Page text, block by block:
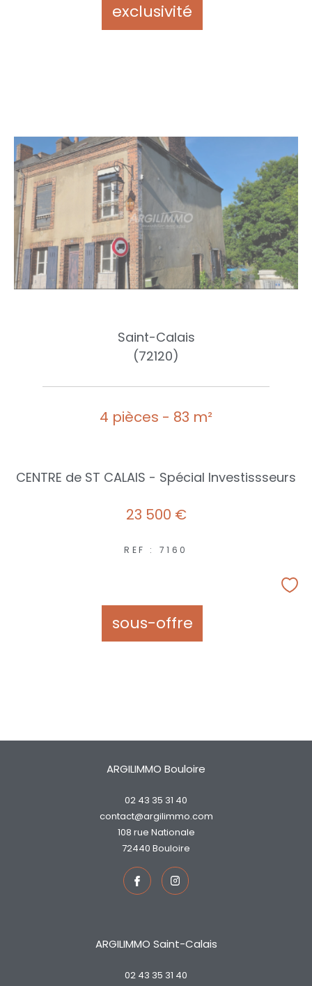
exclusivité
Saint-Calais
(72120)
4 pièces - 83 m²
CENTRE de ST CALAIS - Spécial Investissseurs
23 500 €
REF : 7160
sous-offre
ARGILIMMO Bouloire
02 43 35 31 40
contact@argilimmo.com
108 rue Nationale
72440
bouloire
ARGILIMMO Saint-Calais
02 43 35 31 40